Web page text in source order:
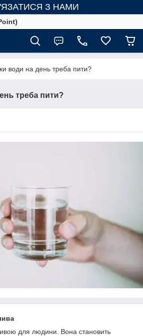
З НАМИ
води на день треба пити?
треба пити?
для людини. Вона становить